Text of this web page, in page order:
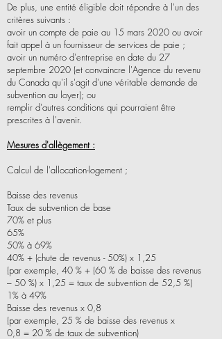
De plus, une entité éligible doit répondre à l'un des
critères suivants :
avoir un compte de paie au 15 mars 2020 ou avoir
fait appel à un fournisseur de services de paie ;
avoir un numéro d'entreprise en date du 27
septembre 2020 (et convaincre l'Agence du revenu
du Canada qu'il s'agit d'une véritable demande de
subvention au loyer); ou
remplir d'autres conditions qui pourraient être
prescrites à l'avenir.
Mesures d'allègement :
Calcul de l'allocation-logement ;
Baisse des revenus
Taux de subvention de base
70% et plus
65%
50% à 69%
40% + (chute de revenus - 50%) x 1,25
(par exemple, 40 % + (60 % de baisse des revenus
– 50 %) x 1,25 = taux de subvention de 52,5 %)
1% à 49%
Baisse des revenus x 0,8
(par exemple, 25 % de baisse des revenus x
0,8 = 20 % de taux de subvention)